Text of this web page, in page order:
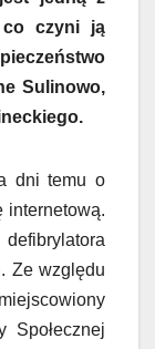
co czyni ją
Sulinowo,
dni temu o
internetową.
Ze względu